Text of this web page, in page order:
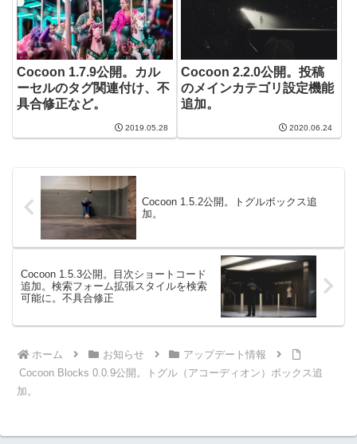
Cocoon 1.7.9公開。カル
ーセルのタグ関連付け、不
具合修正など。
2019.05.28
Cocoon 2.2.0公開。投稿
のメインカテゴリ設定機能
追加。
2020.06.24
Cocoon 1.5.2公開。トグルボックス追
加。
Cocoon 1.5.3公開。目次ショートコード
追加。検索フォーム拡張スタイルを検索
可能に。不具合修正
ホーム お知らせ
アップデート情報
Cocoon Blocks 0.0.9公開。トグル（アコーディオン）ボックス追
加。